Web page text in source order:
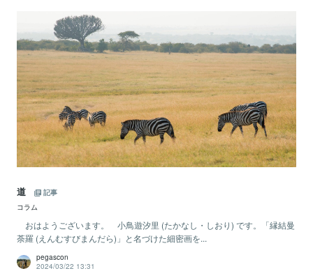
道
記事
コラム
おはようございます。 小鳥遊汐里 (たかなし・しおり) です。「縁結曼
荼羅 (えんむすびまんだら)」と名づけた細密画を...
pegascon
2024/03/22 13:31